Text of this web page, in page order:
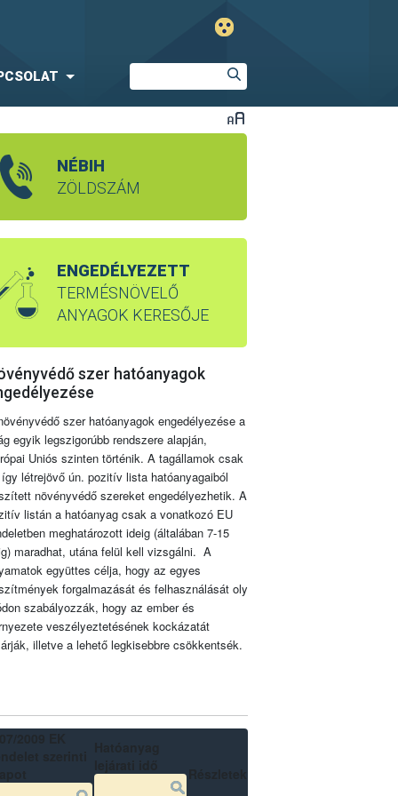
NÉBIH
ZÖLDSZÁM
ENGEDÉLYEZETT
TERMÉSNÖVELŐ
ANYAGOK KERESŐJE
szer hatóanyagok
szer hatóanyagok engedélyezése a
egyik legszigorúbb rendszere alapján,
Uniós szinten történik. A tagállamok csak
létrejövő ún. pozitív lista hatóanyagaiból
növényvédő szereket engedélyezhetik. A
listán a hatóanyag csak a vonatkozó EU
meghatározott ideig (általában 7-15
maradhat, utána felül kell vizsgálni. A
együttes célja, hogy az egyes
forgalmazását és felhasználását oly
szabályozzák, hogy az ember és
veszélyeztetésének kockázatát
illetve a lehető legkisebbre csökkentsék.